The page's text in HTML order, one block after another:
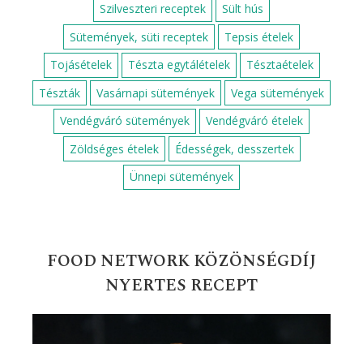
Szilveszteri receptek
Sült hús
Sütemények, süti receptek
Tepsis ételek
Tojásételek
Tészta egytálételek
Tésztaételek
Tészták
Vasárnapi sütemények
Vega sütemények
Vendégváró sütemények
Vendégváró ételek
Zöldséges ételek
Édességek, desszertek
Ünnepi sütemények
FOOD NETWORK KÖZÖNSÉGDÍJ
NYERTES RECEPT